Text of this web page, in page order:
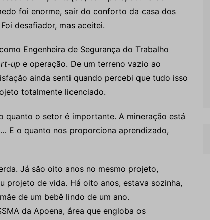
foi enorme, sair do conforto da casa dos
desafiador, mas aceitei.
Engenheira de Segurança do Trabalho
up e operação. De um terreno vazio ao
ainda senti quando percebi que tudo isso
totalmente licenciado.
quanto o setor é importante. A mineração está
E o quanto nos proporciona aprendizado,
Já são oito anos no mesmo projeto,
projeto de vida. Há oito anos, estava sozinha,
de um bebê lindo de um ano.
da Apoena, área que engloba os